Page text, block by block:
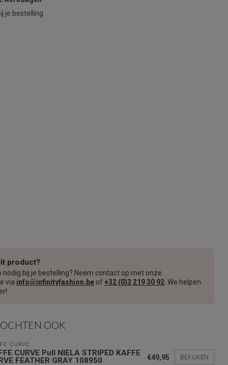
je bestelling
product?
nodig bij je bestelling? Neem contact op met onze
via info@infinityfashion.be of+32 (0)3 219 30 92 . We helpen
OOK
CURVE
CURVE Pull NIELA STRIPED KAFFE
FEATHER GRAY 108950
€49,95 BEKIJKEN